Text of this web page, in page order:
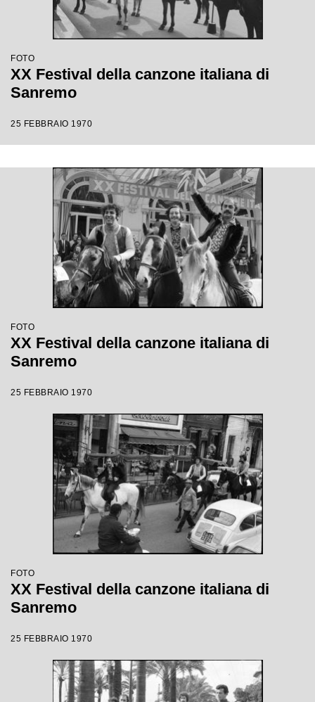
FOTO
XX Festival della canzone italiana di
Sanremo
25 FEBBRAIO 1970
FOTO
XX Festival della canzone italiana di
Sanremo
25 FEBBRAIO 1970
FOTO
XX Festival della canzone italiana di
Sanremo
25 FEBBRAIO 1970